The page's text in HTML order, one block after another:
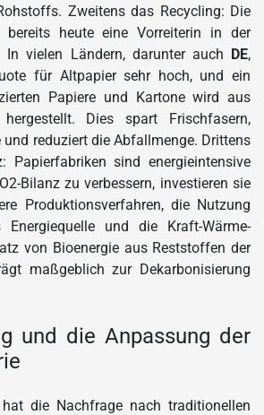
Zweitens das Recycling: Die
bereits heute eine Vorreiterin in der
In vielen Ländern, darunter auch DE,
für Altpapier sehr hoch, und ein
Papiere und Kartone wird aus
Dies spart Frischfasern,
und reduziert die Abfallmenge. Drittens
Papierfabriken sind energieintensive
Bilanz zu verbessern, investieren sie
Produktionsverfahren, die Nutzung
und die Kraft-Wärme-
von Bioenergie aus Reststoffen der
maßgeblich zur Dekarbonisierung
und die Anpassung der
die Nachfrage nach traditionellen